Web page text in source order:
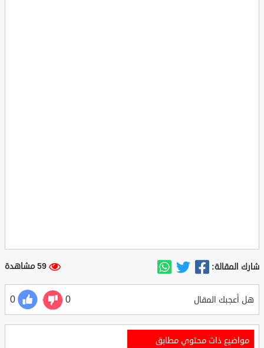
شارك المقالة: 59 مشاهدة
هل أعجبك المقال 0
0
مواضيع ذات محتوي مطابق